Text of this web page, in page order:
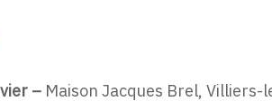
– Maison Jacques Brel, Villiers-